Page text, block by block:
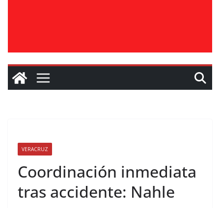
VERACRUZ
Coordinación inmediata
tras accidente: Nahle